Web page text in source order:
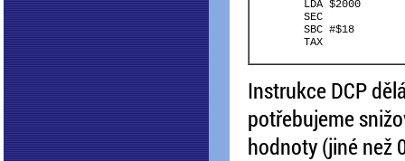
	TAX
Instrukce DCP
potřebujeme
hodnoty (jiné než